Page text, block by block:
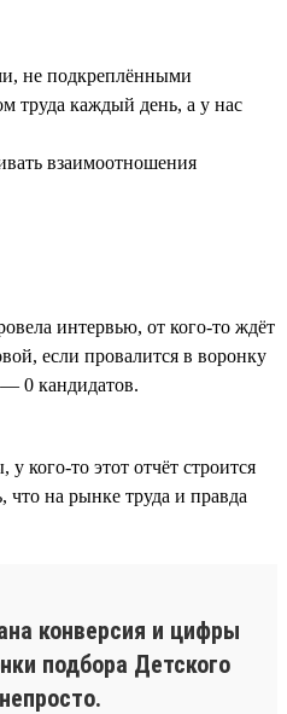
не подкреплёнными
труда каждый день, а у нас
взаимоотношения
интервью, от кого-то ждёт
если провалится в воронку
— 0 кандидатов.
кого-то этот отчёт строится
что на рынке труда и правда
конверсия и цифры
подбора Детского